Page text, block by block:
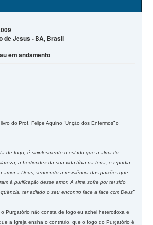
de Jesus - BA, Brasil
em andamento
do Prof. Felipe Aquino “Unção dos Enfermos” o
de fogo; é simplesmente o estado que a alma do
a hediondez da sua vida tíbia na terra, e repudia
amor a Deus, vencendo a resistência das paixões que
à purificação desse amor. A alma sofre por ter sido
ter adiado o seu encontro face a face com Deus”
Purgatório não consta de fogo eu achei heterodoxa e
a Igreja ensina o contrário, que o fogo do Purgatório é